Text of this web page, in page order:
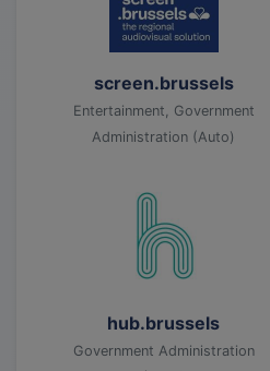
screen.brussels
Entertainment, Government
Administration (Auto)
hub.brussels
Government Administration